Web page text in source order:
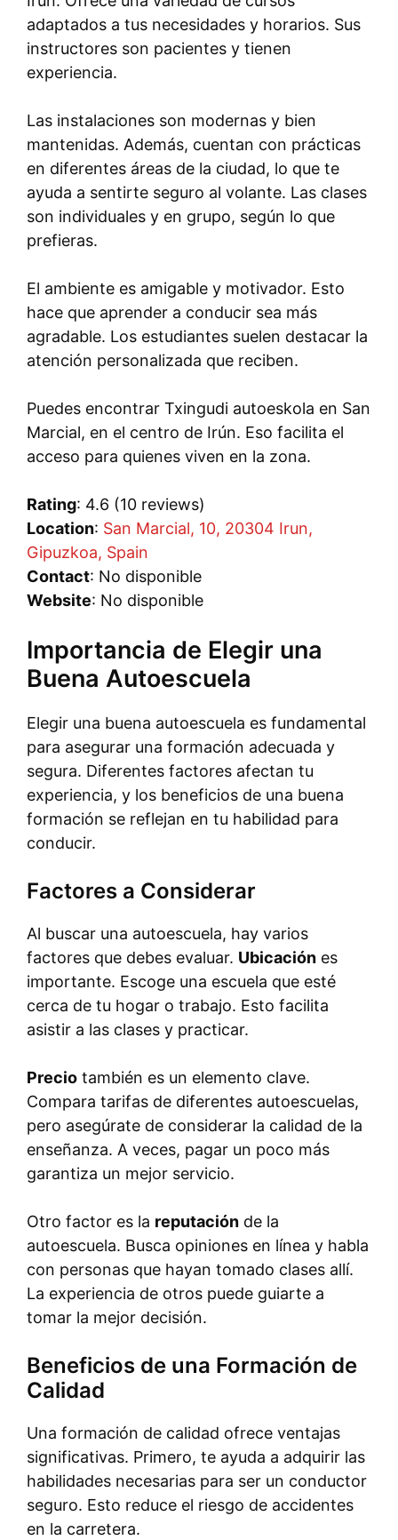
adaptados a tus necesidades y horarios. Sus
instructores son pacientes y tienen
experiencia.
Las instalaciones son modernas y bien
mantenidas. Además, cuentan con prácticas
en diferentes áreas de la ciudad, lo que te
ayuda a sentirte seguro al volante. Las clases
son individuales y en grupo, según lo que
prefieras.
El ambiente es amigable y motivador. Esto
hace que aprender a conducir sea más
agradable. Los estudiantes suelen destacar la
atención personalizada que reciben.
Puedes encontrar Txingudi autoeskola en San
Marcial, en el centro de Irún. Eso facilita el
acceso para quienes viven en la zona.
Rating: 4.6 (10 reviews)
Location: San Marcial, 10, 20304 Irun,
Gipuzkoa, Spain
Contact: No disponible
Website: No disponible
Importancia de Elegir una
Buena Autoescuela
Elegir una buena autoescuela es fundamental
para asegurar una formación adecuada y
segura. Diferentes factores afectan tu
experiencia, y los beneficios de una buena
formación se reflejan en tu habilidad para
conducir.
Factores a Considerar
Al buscar una autoescuela, hay varios
factores que debes evaluar. Ubicación es
importante. Escoge una escuela que esté
cerca de tu hogar o trabajo. Esto facilita
asistir a las clases y practicar.
Precio también es un elemento clave.
Compara tarifas de diferentes autoescuelas,
pero asegúrate de considerar la calidad de la
enseñanza. A veces, pagar un poco más
garantiza un mejor servicio.
Otro factor es la reputación de la
autoescuela. Busca opiniones en línea y habla
con personas que hayan tomado clases allí.
La experiencia de otros puede guiarte a
tomar la mejor decisión.
Beneficios de una Formación de
Calidad
Una formación de calidad ofrece ventajas
significativas. Primero, te ayuda a adquirir las
habilidades necesarias para ser un conductor
seguro. Esto reduce el riesgo de accidentes
en la carretera.